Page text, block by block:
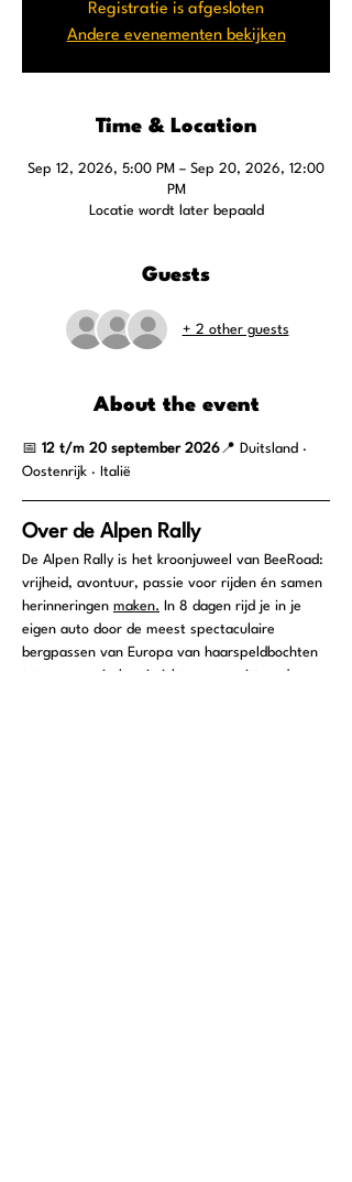
Registratie is afgesloten
Andere evenementen bekijken
Time & Location
Sep 12, 2026, 5:00 PM – Sep 20, 2026, 12:00
PM
Locatie wordt later bepaald
Guests
+ 2 other guests
About the event
📅 12 t/m 20 september 2026📍 Duitsland ·
Oostenrijk · Italië
Over de Alpen Rally
De Alpen Rally is het kroonjuweel van BeeRoad:
vrijheid, avontuur, passie voor rijden én samen
herinneringen maken. In 8 dagen rijd je in je
eigen auto door de meest spectaculaire
bergpassen van Europa van haarspeldbochten
tot panoramische uitzichten, van pittoreske